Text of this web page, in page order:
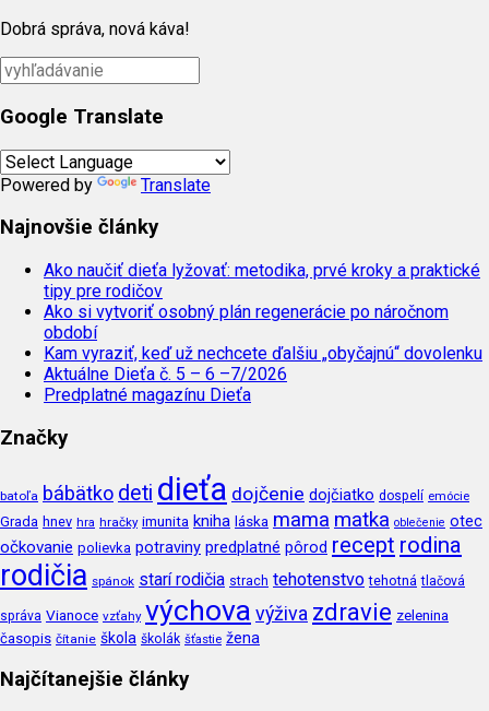
Dobrá správa, nová káva!
Google Translate
Powered by Translate
Najnovšie články
Ako naučiť dieťa lyžovať: metodika, prvé kroky a praktické
tipy pre rodičov
Ako si vytvoriť osobný plán regenerácie po náročnom
období
Kam vyraziť, keď už nechcete ďalšiu „obyčajnú“ dovolenku
Aktuálne Dieťa č. 5 – 6 –7/2026
Predplatné magazínu Dieťa
Značky
batoľa bábätko deti dieťa dojčenie dojčiatko dospelí emócie
Grada hnev hra hračky imunita kniha láska mama matka oblečenie otec
očkovanie polievka potraviny predplatné pôrod recept rodina
rodičia spánok starí rodičia strach tehotenstvo tehotná tlačová
správa Vianoce vzťahy výchova výživa zdravie zelenina
časopis čítanie škola školák šťastie žena
Najčítanejšie články